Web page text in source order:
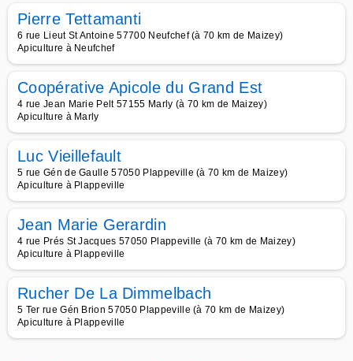
Pierre Tettamanti
6 rue Lieut St Antoine 57700 Neufchef (à 70 km de Maizey)
Apiculture à Neufchef
Coopérative Apicole du Grand Est
4 rue Jean Marie Pelt 57155 Marly (à 70 km de Maizey)
Apiculture à Marly
Luc Vieillefault
5 rue Gén de Gaulle 57050 Plappeville (à 70 km de Maizey)
Apiculture à Plappeville
Jean Marie Gerardin
4 rue Prés St Jacques 57050 Plappeville (à 70 km de Maizey)
Apiculture à Plappeville
Rucher De La Dimmelbach
5 Ter rue Gén Brion 57050 Plappeville (à 70 km de Maizey)
Apiculture à Plappeville